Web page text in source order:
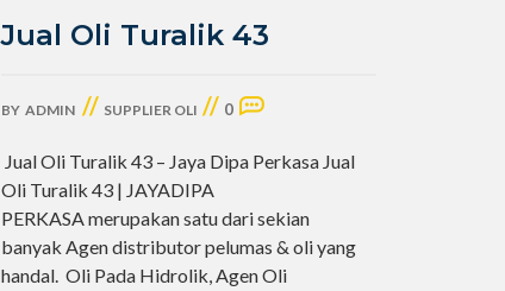
Jual Oli Turalik 43
BY ADMIN // SUPPLIER OLI // 0
Jual Oli Turalik 43 – Jaya Dipa Perkasa Jual
Oli Turalik 43 | JAYADIPA
PERKASA merupakan satu dari sekian
banyak Agen distributor pelumas & oli yang
handal. Oli Pada Hidrolik, Agen Oli